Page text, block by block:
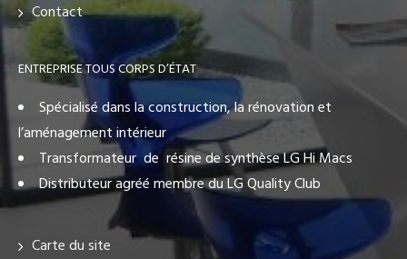
Contact
ENTREPRISE TOUS CORPS D’ÉTAT
Spécialisé dans la construction, la rénovation et
l’aménagement intérieur
Transformateur de résine de synthèse LG Hi Macs
Distributeur agréé membre du LG Quality Club
Carte du site